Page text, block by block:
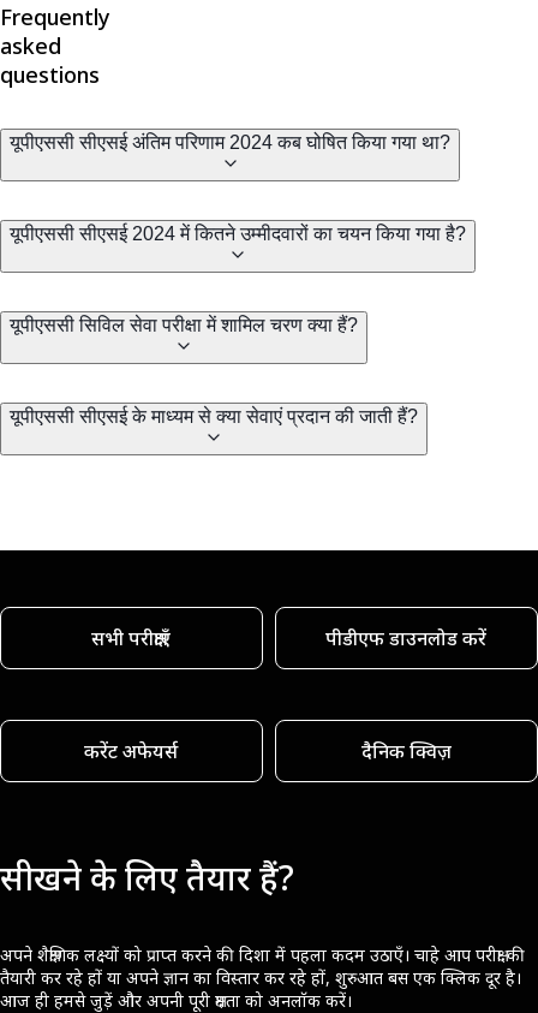
Frequently
asked
questions
यूपीएससी सीएसई अंतिम परिणाम 2024 कब घोषित किया गया था?
यूपीएससी सीएसई 2024 में कितने उम्मीदवारों का चयन किया गया है?
यूपीएससी सिविल सेवा परीक्षा में शामिल चरण क्या हैं?
यूपीएससी सीएसई के माध्यम से क्या सेवाएं प्रदान की जाती हैं?
सभी परीक्षाएँ पीडीएफ डाउनलोड करें
करेंट अफेयर्स दैनिक क्विज़
सीखने के लिए तैयार हैं?
अपने शैक्षणिक लक्ष्यों को प्राप्त करने की दिशा में पहला कदम उठाएँ। चाहे आप परीक्षा की
तैयारी कर रहे हों या अपने ज्ञान का विस्तार कर रहे हों, शुरुआत बस एक क्लिक दूर है।
आज ही हमसे जुड़ें और अपनी पूरी क्षमता को अनलॉक करें।